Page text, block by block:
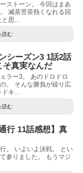
ストーン。 今回はまあ
滅茶苦茶熱くなれる回
思...
読む
シーズン3 1話2話
そ真実なんだ
ラー3。 あのドロドロ
。 そんな勝負が繰り広
キ...
読む
行 11話感想】真
。 いよいよ決戦。 とい
参りました。 もうマジ